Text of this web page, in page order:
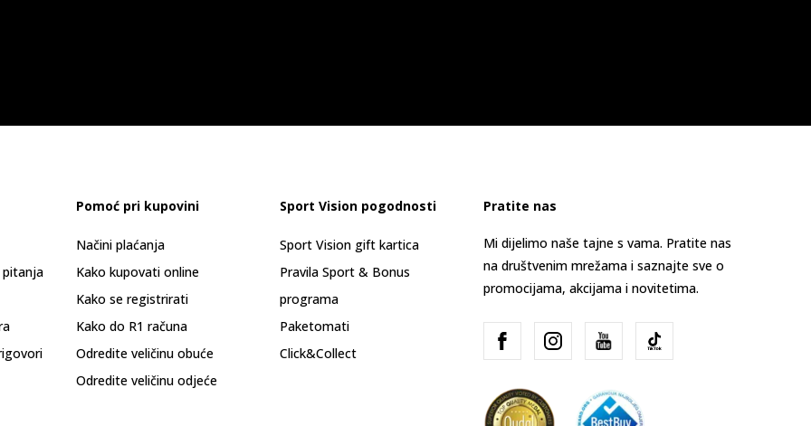
pitanja
Pomoć pri kupovini
Načini plaćanja
Kako kupovati online
Kako se registrirati
Kako do R1 računa
Odredite veličinu obuće
Odredite veličinu odjeće
Sport Vision pogodnosti
Sport Vision gift kartica
Pravila Sport & Bonus
programa
Paketomati
Click&Collect
Pratite nas
Mi dijelimo naše tajne s vama. Pratite nas
na društvenim mrežama i saznajte sve o
promocijama, akcijama i novitetima.